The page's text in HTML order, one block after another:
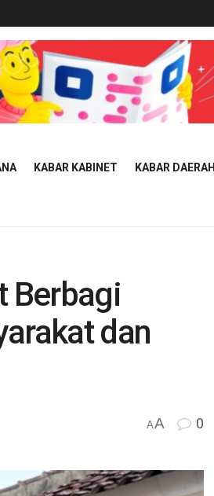
KABAR KABINET KABAR DAERAH
Berbagi
dan
AA 0